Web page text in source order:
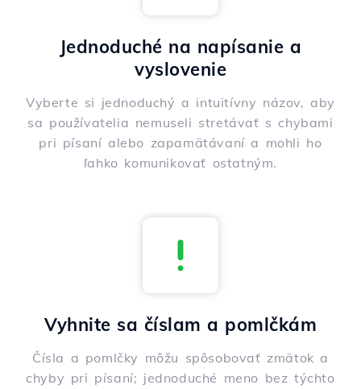
Jednoduché na napísanie a
vyslovenie
Vyberte si jednoduchý a intuitívny názov, aby
sa používatelia nemuseli stretávať s chybami
pri písaní alebo zapamätávaní a mohli ho
ľahko komunikovať ostatným.
Vyhnite sa číslam a pomlčkám
Čísla a pomlčky môžu spôsobovať zmätok a
chyby pri písaní; jednoduché meno bez týchto